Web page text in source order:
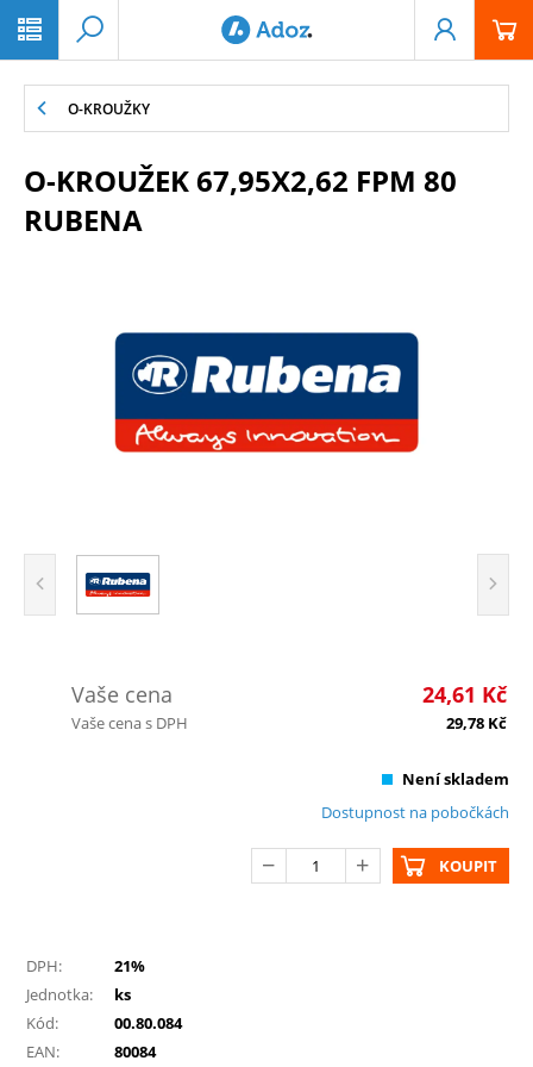
O-KROUŽKY
O-KROUŽEK 67,95X2,62 FPM 80
RUBENA
Vaše cena 24,61 Kč
Vaše cena s DPH 29,78 Kč
Není skladem
Dostupnost na pobočkách
KOUPIT
DPH:
21%
Jednotka:
ks
Kód:
00.80.084
EAN:
80084